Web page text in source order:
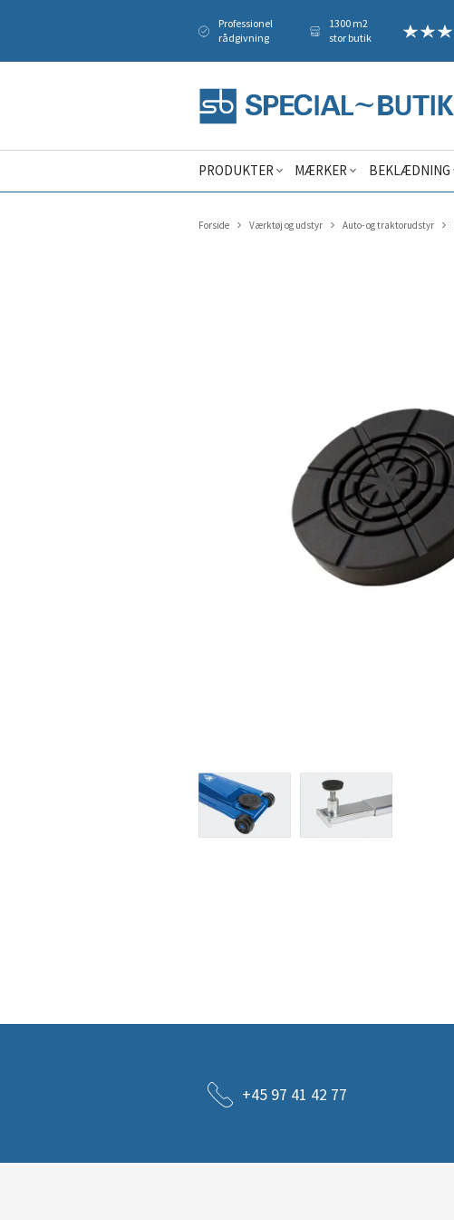
Professionel
rådgivning
1300 m2
stor butik
PRODUKTER MÆRKER BEKLÆDNING
Forside Værktøj og udstyr Auto- og traktorudstyr
+45 97 41 42 77